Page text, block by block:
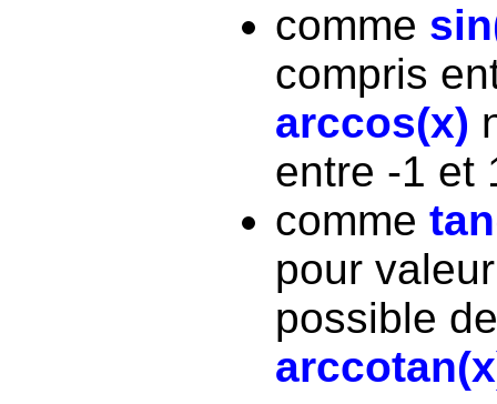
comme
compris
arccos(x)
entre -1 et
comme
pour
possible